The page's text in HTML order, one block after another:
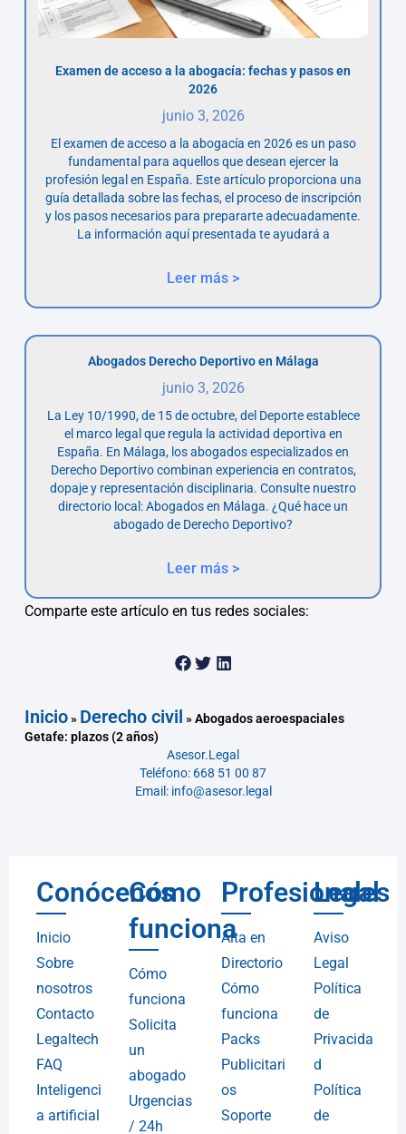
Examen de acceso a la abogacía: fechas y pasos en
2026
junio 3, 2026
El examen de acceso a la abogacía en 2026 es un paso
fundamental para aquellos que desean ejercer la
profesión legal en España. Este artículo proporciona una
guía detallada sobre las fechas, el proceso de inscripción
y los pasos necesarios para prepararte adecuadamente.
La información aquí presentada te ayudará a
Leer más >
Abogados Derecho Deportivo en Málaga
junio 3, 2026
La Ley 10/1990, de 15 de octubre, del Deporte establece
el marco legal que regula la actividad deportiva en
España. En Málaga, los abogados especializados en
Derecho Deportivo combinan experiencia en contratos,
dopaje y representación disciplinaria. Consulte nuestro
directorio local: Abogados en Málaga. ¿Qué hace un
abogado de Derecho Deportivo?
Leer más >
Comparte este artículo en tus redes sociales:
Inicio» Derecho civil »Abogados aeroespaciales
Getafe: plazos (2 años)
Asesor.Legal
Teléfono: 668 51 00 87
Email: info@asesor.legal
Conócenos
Inicio
Sobre
nosotros
Contacto
Legaltech
FAQ
Inteligenci
a artificial
Cómo
funciona
Cómo
funciona
Solicita
un
abogado
Urgencias
/ 24h
Profesionales
Alta en
Directorio
Cómo
funciona
Packs
Publicitari
os
Soporte
Legal
Aviso
Legal
Política
de
Privacida
d
Política
de